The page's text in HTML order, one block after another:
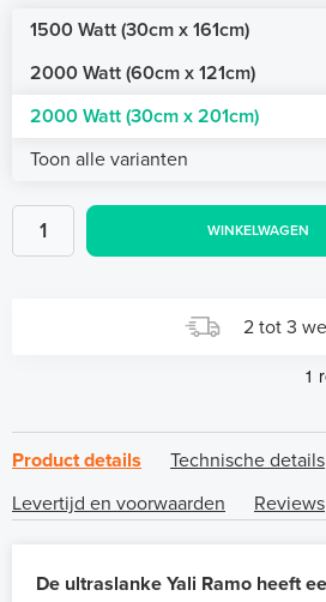
1500 Watt (30cm x 161cm)
2000 Watt (60cm x 121cm)
2000 Watt (30cm x 201cm)
Toon alle varianten
WINKELWAGEN
2 tot 3
Product details Technische details
Levertijd en voorwaarden
Reviews
De ultraslanke Yali Ramo heeft